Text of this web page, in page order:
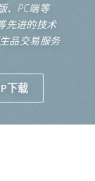
、PC端等
先进的技术
品交易服务
下载